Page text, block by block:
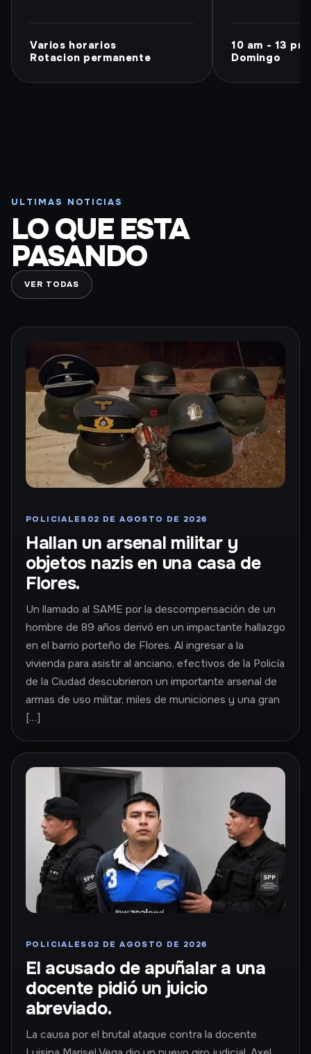
Varios horarios
Rotacion permanente
10 am - 13 pm
Domingo
ULTIMAS NOTICIAS
LO QUE ESTA
PASANDO
VER TODAS
POLICIALES 02 DE AGOSTO DE 2026
Hallan un arsenal militar y
objetos nazis en una casa de
Flores.
Un llamado al SAME por la descompensación de un
hombre de 89 años derivó en un impactante hallazgo
en el barrio porteño de Flores. Al ingresar a la
vivienda para asistir al anciano, efectivos de la Policía
de la Ciudad descubrieron un importante arsenal de
armas de uso militar, miles de municiones y una gran
[…]
POLICIALES 02 DE AGOSTO DE 2026
El acusado de apuñalar a una
docente pidió un juicio
abreviado.
La causa por el brutal ataque contra la docente